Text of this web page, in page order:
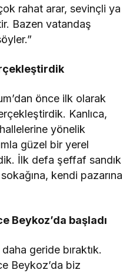
rahat arar, sevinçli ya
Bazen vatandaş
önce ilk olarak
Kanlıca,
yönelik
güzel bir yerel
İlk defa şeffaf sandık
kendi pazarına
Beykoz’da başladı
geride bıraktık.
Beykoz’da biz